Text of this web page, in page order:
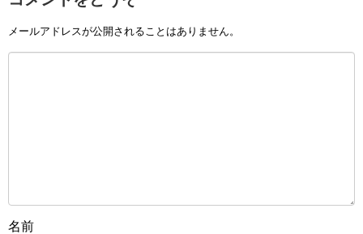
メールアドレスが公開されることはありません。
名前